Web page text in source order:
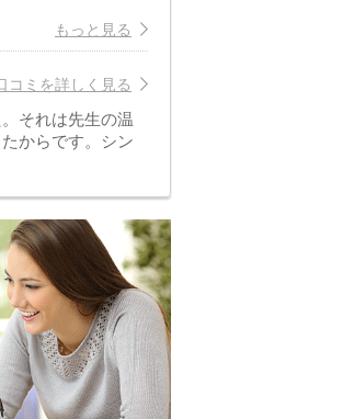
もっと見る
コミを詳しく見る
それは先生の温
からです。シン